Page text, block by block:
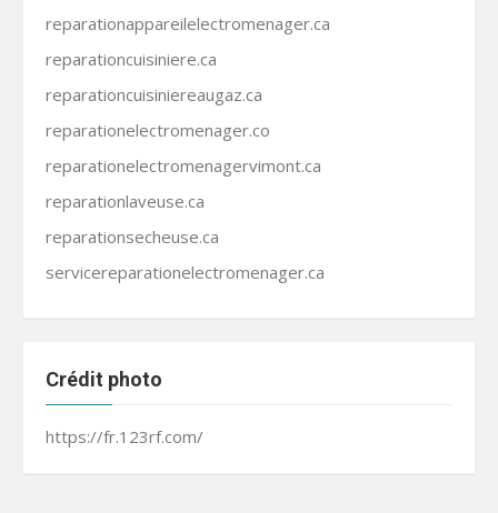
reparationappareilelectromenager.ca
reparationcuisiniere.ca
reparationcuisiniereaugaz.ca
reparationelectromenager.co
reparationelectromenagervimont.ca
reparationlaveuse.ca
reparationsecheuse.ca
servicereparationelectromenager.ca
Crédit photo
https://fr.123rf.com/